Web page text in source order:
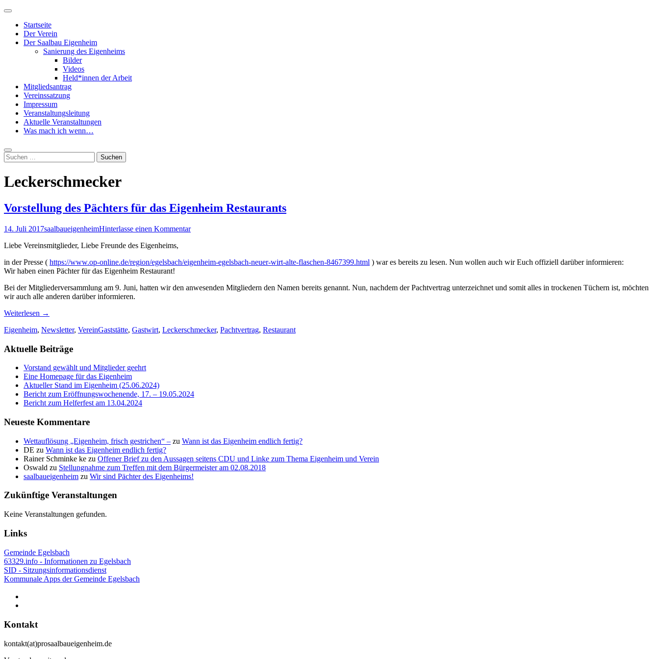
Zum
springen
Primäres
Startseite
Der Verein
Der Saalbau Eigenheim
Sanierung des Eigenheims
Bilder
Videos
Held*innen der Arbeit
Mitgliedsantrag
Vereinssatzung
Impressum
Veranstaltungsleitung
Aktuelle Veranstaltungen
Was mach ich wenn…
Suche
Suchen
nach:
Leckerschmecker
Vorstellung des Pächters für das Eigenheim Restaurants
14. Juli 2017saalbaueigenheimHinterlasse einen Kommentar
Liebe Vereinsmitglieder, Liebe Freunde des Eigenheims,
in der Presse ( https://www.op-online.de/region/egelsbach/eigenheim-egelsbach-neuer-wirt-alte-flaschen-8467399.html ) war es bereits zu lesen. Nun wollen auch wir Euch offiziell darüber informieren:
Wir haben einen Pächter für das Eigenheim Restaurant!
Bei der Mitgliederversammlung am 9. Juni, hatten wir den anwesenden Mitgliedern den Namen bereits genannt. Nun, nachdem der Pachtvertrag unterzeichnet und somit alles in trockenen Tüchern ist, möchten
wir auch alle anderen darüber informieren.
Weiterlesen →
Eigenheim, Newsletter, VereinGaststätte, Gastwirt, Leckerschmecker, Pachtvertrag, Restaurant
Aktuelle Beiträge
Vorstand gewählt und Mitglieder geehrt
Eine Homepage für das Eigenheim
Aktueller Stand im Eigenheim (25.06.2024)
Bericht zum Eröffnungswochenende, 17. – 19.05.2024
Bericht zum Helferfest am 13.04.2024
Neueste Kommentare
Wettauflösung „Eigenheim, frisch gestrichen“ – zu Wann ist das Eigenheim endlich fertig?
DE zu Wann ist das Eigenheim endlich fertig?
Rainer Schminke ke zu Offener Brief zu den Aussagen seitens CDU und Linke zum Thema Eigenheim und Verein
Oswald zu Stellungnahme zum Treffen mit dem Bürgermeister am 02.08.2018
saalbaueigenheim zu Wir sind Pächter des Eigenheims!
Zukünftige Veranstaltungen
Keine Veranstaltungen gefunden.
Links
Gemeinde Egelsbach
63329.info - Informationen zu Egelsbach
SID - Sitzungsinformationsdienst
Kommunale Apps der Gemeinde Egelsbach
Kontakt
kontakt(at)prosaalbaueigenheim.de